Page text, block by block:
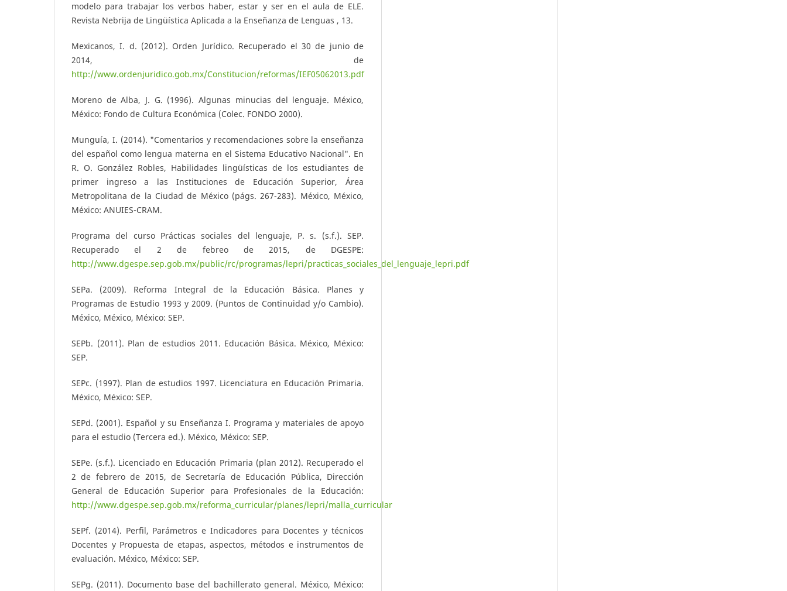
modelo para trabajar los verbos haber, estar y ser en el aula de ELE.
Revista Nebrija de Lingüística Aplicada a la Enseñanza de Lenguas , 13.
Mexicanos, I. d. (2012). Orden Jurídico. Recuperado el 30 de junio de
2014, de
http://www.ordenjuridico.gob.mx/Constitucion/reformas/IEF05062013.pdf
Moreno de Alba, J. G. (1996). Algunas minucias del lenguaje. México,
México: Fondo de Cultura Económica (Colec. FONDO 2000).
Munguía, I. (2014). "Comentarios y recomendaciones sobre la enseñanza
del español como lengua materna en el Sistema Educativo Nacional". En
R. O. González Robles, Habilidades lingüísticas de los estudiantes de
primer ingreso a las Instituciones de Educación Superior, Área
Metropolitana de la Ciudad de México (págs. 267-283). México, México,
México: ANUIES-CRAM.
Programa del curso Prácticas sociales del lenguaje, P. s. (s.f.). SEP.
Recuperado el 2 de febreo de 2015, de DGESPE:
http://www.dgespe.sep.gob.mx/public/rc/programas/lepri/practicas_sociales_del_lenguaje_lepri.pdf
SEPa. (2009). Reforma Integral de la Educación Básica. Planes y
Programas de Estudio 1993 y 2009. (Puntos de Continuidad y/o Cambio).
México, México, México: SEP.
SEPb. (2011). Plan de estudios 2011. Educación Básica. México, México:
SEP.
SEPc. (1997). Plan de estudios 1997. Licenciatura en Educación Primaria.
México, México: SEP.
SEPd. (2001). Español y su Enseñanza I. Programa y materiales de apoyo
para el estudio (Tercera ed.). México, México: SEP.
SEPe. (s.f.). Licenciado en Educación Primaria (plan 2012). Recuperado el
2 de febrero de 2015, de Secretaría de Educación Pública, Dirección
General de Educación Superior para Profesionales de la Educación:
http://www.dgespe.sep.gob.mx/reforma_curricular/planes/lepri/malla_curricular
SEPf. (2014). Perfil, Parámetros e Indicadores para Docentes y técnicos
Docentes y Propuesta de etapas, aspectos, métodos e instrumentos de
evaluación. México, México: SEP.
SEPg. (2011). Documento base del bachillerato general. México, México: